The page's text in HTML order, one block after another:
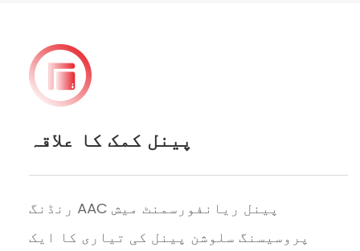
پینل کمک کا علاقہ
رنڈنگ AAC پینل ریانفورسمنٹ میش
پروسیسنگ سلوشن پینل کی تیاری کا ایک